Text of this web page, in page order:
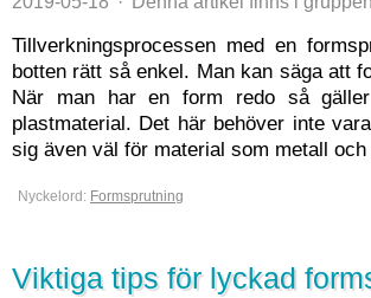
Tillverkningsprocessen med en
botten rätt så enkel. Man kan säga att
När man har en form redo så
plastmaterial. Det här behöver inte
sig även väl för material som metall
Nyckelord: Formsprutning
Viktiga tips för lyckad